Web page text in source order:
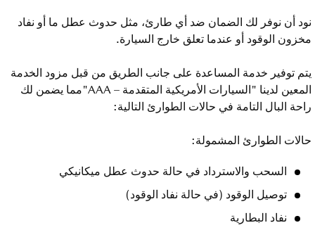
نود أن نوفر لك الضمان ضد أي طارئ، مثل حدوث عطل ما أو نفاد
مخزون الوقود أو عندما تعلق خارج السيارة.
يتم توفير خدمة المساعدة على جانب الطريق من قبل مزود الخدمة
المعين لدينا "السيارات الأمريكية المتقدمة – AAA"مما يضمن لك
راحة البال التامة في حالات الطوارئ التالية:
حالات الطوارئ المشمولة:
السحب والاسترداد في حالة حدوث عطل ميكانيكي
توصيل الوقود (في حالة نفاد الوقود)
نفاد البطارية